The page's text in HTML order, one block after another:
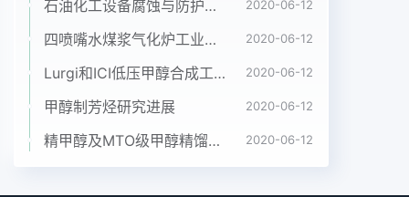
后减压蒸馏除去溶剂,得到无色透明或淡2.1一缩乙二
醇甲基丙烯酸双酯的合成黄色液状产品。2.1.1投料比
的选择表1投料比对一缩双酯转化率的影响坩基丙烯
酸:缩二醇甲基丙烯酸乙二醇反成时间理论出水量实
际出水量转化率摩尔比A
烷6m,借化剂浓硫酸1.47g,阻聚剂对苯二酚0.5g反应
中酸和醇摩尔比的理论投入量为2:1,酯烈,且有一定的
脱水作用,一缩乙二醇先缩合成二缩化反应中·方适当
石油化工设备腐蚀与防护参考书十本免费下载，绝版珍藏 2020-06-12
四喷嘴水煤浆气化炉工业应用情况简介 2020-06-12
Lurgi和ICI低压甲醇合成工艺比较 2020-06-12
甲醇制芳烃研究进展 2020-06-12
精甲醇及MTO级甲醇精馏工艺技术进展 2020-06-12